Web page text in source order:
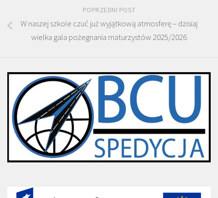
POPRZEDNI POST
W naszej szkole czuć już wyjątkową atmosferę – dzisiaj
wielka gala pożegnania maturzystów 2025/2026